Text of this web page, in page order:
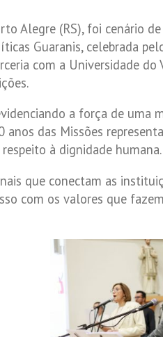
Alegre (RS), foi cenário
Guaranis, celebrada
com a Universidade do
a força de uma
das Missões
à dignidade humana.
que conectam as
com os valores que